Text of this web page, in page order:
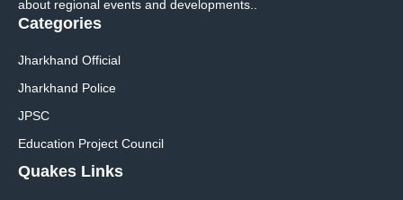
about regional events and developments..
Categories
Jharkhand Official
Jharkhand Police
JPSC
Education Project Council
Quakes Links